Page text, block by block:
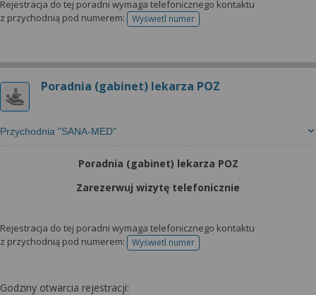
Rejestracja do tej poradni wymaga telefonicznego kontaktu
z przychodnią pod numerem:
Wyświetl numertelefonu do rejestracji
Poradnia (gabinet) lekarza POZ
Przychodnia "SANA-MED"
Poradnia (gabinet) lekarza POZ
Zarezerwuj wizytę telefonicznie
Rejestracja do tej poradni wymaga telefonicznego kontaktu
z przychodnią pod numerem:
Wyświetl numertelefonu do rejestracji
Godziny otwarcia rejestracji: